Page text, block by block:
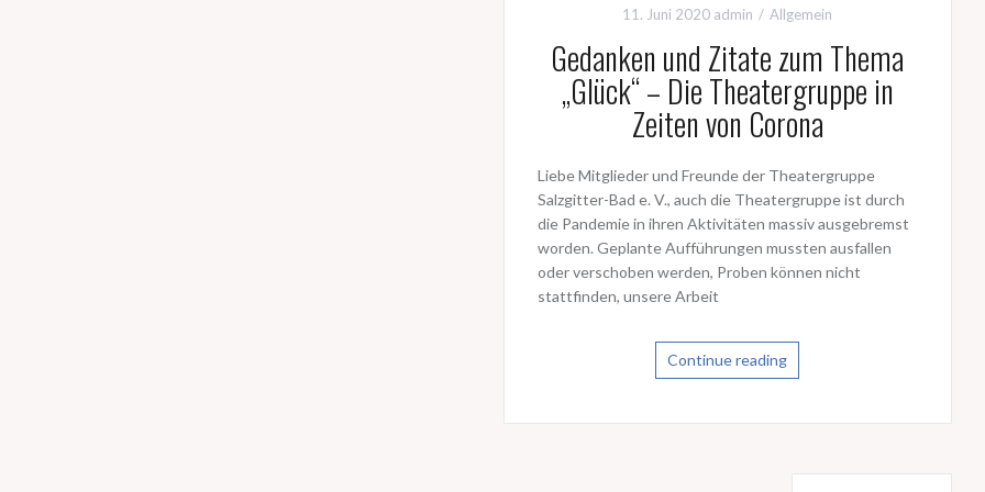
11. Juni 2020 admin Allgemein
Gedanken und Zitate zum Thema
„Glück“ – Die Theatergruppe in
Zeiten von Corona
Liebe Mitglieder und Freunde der Theatergruppe
Salzgitter-Bad e. V., auch die Theatergruppe ist durch
die Pandemie in ihren Aktivitäten massiv ausgebremst
worden. Geplante Aufführungen mussten ausfallen
oder verschoben werden, Proben können nicht
stattfinden, unsere Arbeit
Continue reading